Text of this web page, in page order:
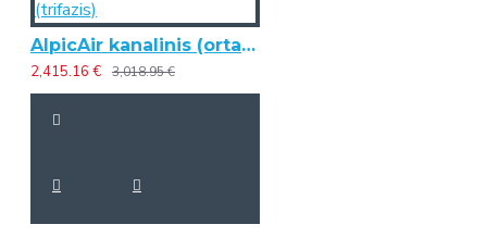
AlpicAir kanalinis (ortakinis) oro kondicionierius PRO III, 10.55/11.72 kW (trifazis)
2,415.16 € 3,018.95 €